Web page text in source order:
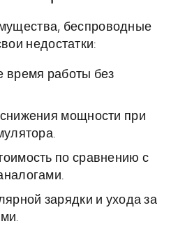
беспроводные
недостатки:
время работы без
мощности при
по сравнению с
зарядки и ухода за